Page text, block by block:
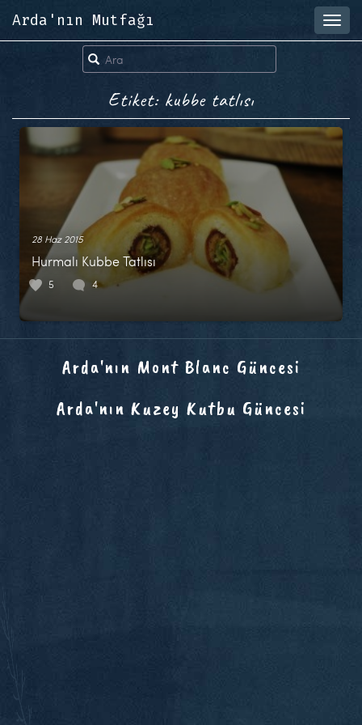
Arda'nın Mutfağı
Etiket: kubbe tatlısı
28 Haz 2015
Hurmalı Kubbe Tatlısı
5 4
Arda'nın Mont Blanc Güncesi
Arda'nın Kuzey Kutbu Güncesi